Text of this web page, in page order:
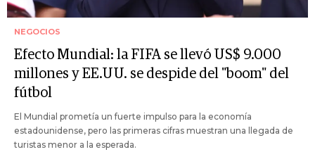
NEGOCIOS
Efecto Mundial: la FIFA se llevó US$ 9.000
millones y EE.UU. se despide del "boom" del
fútbol
El Mundial prometía un fuerte impulso para la economía
estadounidense, pero las primeras cifras muestran una llegada de
turistas menor a la esperada.